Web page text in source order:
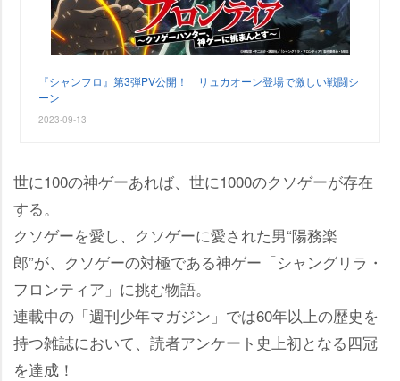
『シャンフロ』第3弾PV公開！ リュカオーン登場で激しい戦闘シ
ーン
2023-09-13
世に100の神ゲーあれば、世に1000のクソゲーが存在
する。
クソゲーを愛し、クソゲーに愛された男“陽務楽
郎”が、クソゲーの対極である神ゲー「シャングリラ・
フロンティア」に挑む物語。
連載中の「週刊少年マガジン」では60年以上の歴史を
持つ雑誌において、読者アンケート史上初となる四冠
を達成！